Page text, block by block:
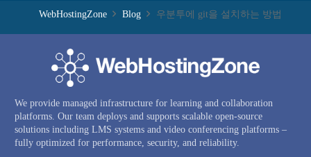
WebHostingZone Blog 우분투에 git을 설치하는 방법
We provide managed infrastructure for learning and collaboration
platforms. Our team deploys and supports scalable open-source
solutions including LMS systems and video conferencing platforms –
fully optimized for performance, security, and reliability.